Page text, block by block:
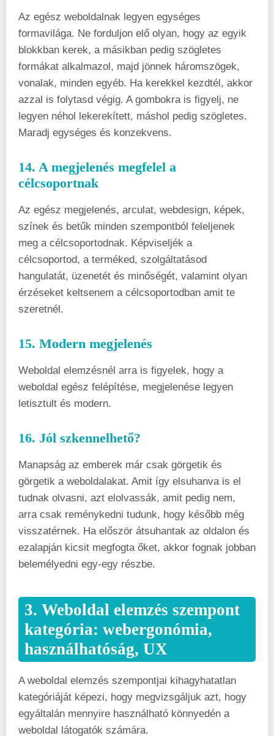
Az egész weboldalnak legyen egységes
formavilága. Ne forduljon elő olyan, hogy az egyik
blokkban kerek, a másikban pedig szögletes
formákat alkalmazol, majd jönnek háromszögek,
vonalak, minden egyéb. Ha kerekkel kezdtél, akkor
azzal is folytasd végig. A gombokra is figyelj, ne
legyen néhol lekerekített, máshol pedig szögletes.
Maradj egységes és konzekvens.
14. A megjelenés megfelel a
célcsoportnak
Az egész megjelenés, arculat, webdesign, képek,
színek és betűk minden szempontból feleljenek
meg a célcsoportodnak. Képviseljék a
célcsoportod, a terméked, szolgáltatásod
hangulatát, üzenetét és minőségét, valamint olyan
érzéseket keltsenem a célcsoportodban amit te
szeretnél.
15. Modern megjelenés
Weboldal elemzésnél arra is figyelek, hogy a
weboldal egész felépítése, megjelenése legyen
letisztult és modern.
16. Jól szkennelhető?
Manapság az emberek már csak görgetik és
görgetik a weboldalakat. Amit így elsuhanva is el
tudnak olvasni, azt elolvassák, amit pedig nem,
arra csak reménykedni tudunk, hogy később még
visszatérnek. Ha először átsuhantak az oldalon és
ezalapján kicsit megfogta őket, akkor fognak jobban
belemélyedni egy-egy részbe.
3. Weboldal elemzés szempont
kategória: webergonómia,
használhatóság, UX
A weboldal elemzés szempontjai kihagyhatatlan
kategóriáját képezi, hogy megvizsgáljuk azt, hogy
egyáltalán mennyire használható könnyedén a
weboldal látogatók számára.